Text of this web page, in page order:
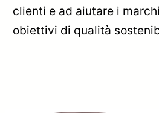
clienti e ad aiutare i
obiettivi di qualità